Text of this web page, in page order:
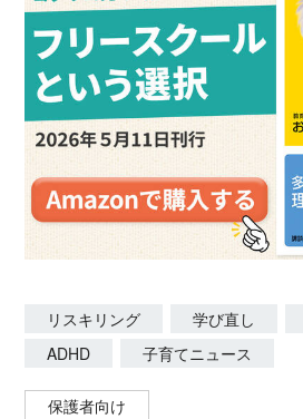
リスキリング 学び直し
ADHD
子育てニュース
保護者向け